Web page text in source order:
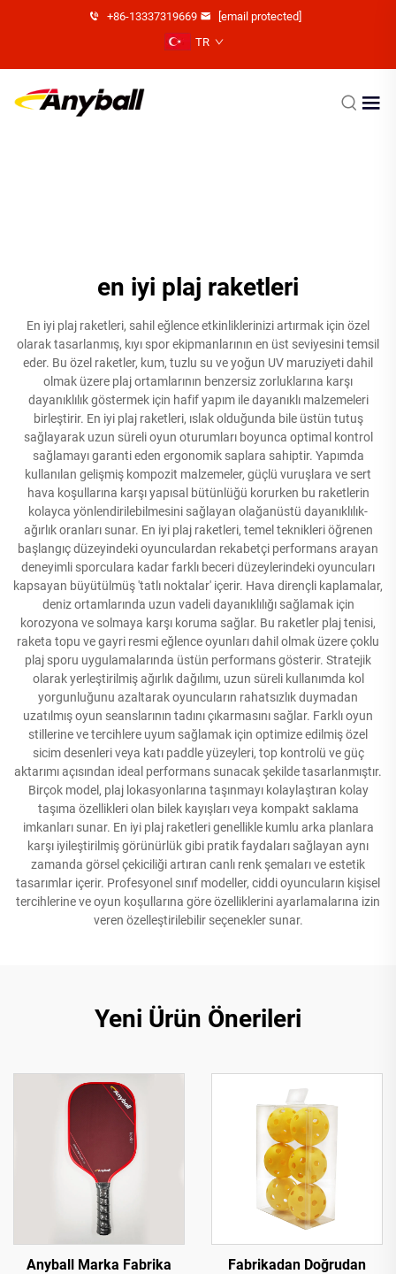
+86-13337319669
[email protected]
TR
en iyi plaj raketleri
En iyi plaj raketleri, sahil eğlence etkinliklerinizi artırmak için özel
olarak tasarlanmış, kıyı spor ekipmanlarının en üst seviyesini temsil
eder. Bu özel raketler, kum, tuzlu su ve yoğun UV maruziyeti dahil
olmak üzere plaj ortamlarının benzersiz zorluklarına karşı
dayanıklılık göstermek için hafif yapım ile dayanıklı malzemeleri
birleştirir. En iyi plaj raketleri, ıslak olduğunda bile üstün tutuş
sağlayarak uzun süreli oyun oturumları boyunca optimal kontrol
sağlamayı garanti eden ergonomik saplara sahiptir. Yapımda
kullanılan gelişmiş kompozit malzemeler, güçlü vuruşlara ve sert
hava koşullarına karşı yapısal bütünlüğü korurken bu raketlerin
kolayca yönlendirilebilmesini sağlayan olağanüstü dayanıklılık-
ağırlık oranları sunar. En iyi plaj raketleri, temel teknikleri öğrenen
başlangıç düzeyindeki oyunculardan rekabetçi performans arayan
deneyimli sporculara kadar farklı beceri düzeylerindeki oyuncuları
kapsayan büyütülmüş 'tatlı noktalar' içerir. Hava dirençli kaplamalar,
deniz ortamlarında uzun vadeli dayanıklılığı sağlamak için
korozyona ve solmaya karşı koruma sağlar. Bu raketler plaj tenisi,
raketa topu ve gayri resmi eğlence oyunları dahil olmak üzere çoklu
plaj sporu uygulamalarında üstün performans gösterir. Stratejik
olarak yerleştirilmiş ağırlık dağılımı, uzun süreli kullanımda kol
yorgunluğunu azaltarak oyuncuların rahatsızlık duymadan
uzatılmış oyun seanslarının tadını çıkarmasını sağlar. Farklı oyun
stillerine ve tercihlere uyum sağlamak için optimize edilmiş özel
sicim desenleri veya katı paddle yüzeyleri, top kontrolü ve güç
aktarımı açısından ideal performans sunacak şekilde tasarlanmıştır.
Birçok model, plaj lokasyonlarına taşınmayı kolaylaştıran kolay
taşıma özellikleri olan bilek kayışları veya kompakt saklama
imkanları sunar. En iyi plaj raketleri genellikle kumlu arka planlara
karşı iyileştirilmiş görünürlük gibi pratik faydaları sağlayan aynı
zamanda görsel çekiciliği artıran canlı renk şemaları ve estetik
tasarımlar içerir. Profesyonel sınıf modeller, ciddi oyuncuların kişisel
tercihlerine ve oyun koşullarına göre özelliklerini ayarlamalarına izin
veren özelleştirilebilir seçenekler sunar.
Yeni Ürün Önerileri
Anyball Marka Fabrika
Fabrikadan Doğrudan